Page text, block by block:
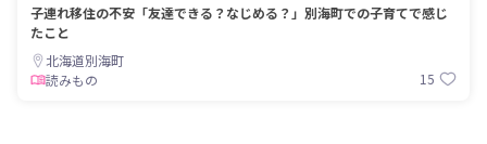
子連れ移住の不安「友達できる？なじめる？」別海町での子育てで感じ
たこと
北海道別海町
読みもの
15